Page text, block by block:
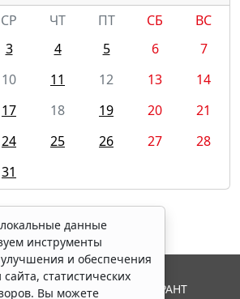
СР ЧТ ПТ СБ
ВС
3 4 5 6
7
10 11 12 13
14
17 18 19 20
21
24 25 26 27
28
31
данные
инструменты
и обеспечения
статистических
Вы можете
СЕРВИС", 2026. Система ГАРАНТ